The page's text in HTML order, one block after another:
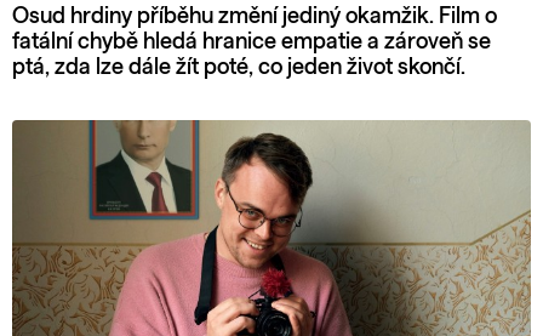
Osud hrdiny příběhu změní jediný okamžik. Film o
fatální chybě hledá hranice empatie a zároveň se
ptá, zda lze dále žít poté, co jeden život skončí.